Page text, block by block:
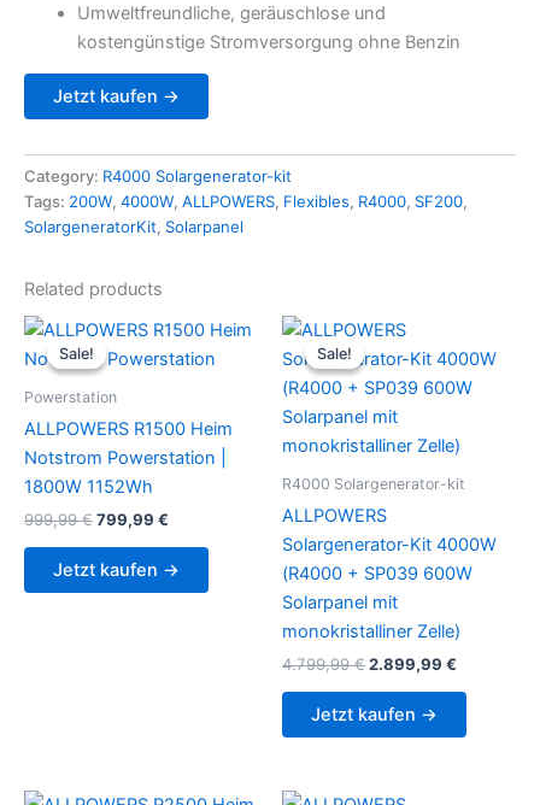
Umweltfreundliche, geräuschlose und
kostengünstige Stromversorgung ohne Benzin
Jetzt kaufen →
Category: R4000 Solargenerator-kit
Tags: 200W, 4000W, ALLPOWERS, Flexibles, R4000, SF200,
SolargeneratorKit, Solarpanel
Related products
Sale!
Sale!
Powerstation
ALLPOWERS R1500 Heim
Notstrom Powerstation |
1800W 1152Wh
999,99€Original
was:
999,99 €.
799,99 €
is:
799,99 €.
Jetzt kaufen →
Sale!
Sale!
R4000 Solargenerator-kit
ALLPOWERS
Solargenerator-Kit 4000W
(R4000 + SP039 600W
Solarpanel mit
monokristalliner Zelle)
4.799,99€Original
was:
4.799,99 €.
2.899,99 €
Jetzt kaufen →